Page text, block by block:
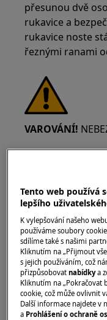
přesunou dvě
rukavice a
rukavice noste
řeznými ranami
VAROVÁNÍ!
Při provádění
zahrnujících
VAROVÁNÍ!
Tento web používá
lepšího
K vylepšování našeho
používáme soubory
sdílíme také s našimi
Kliknutím na „Přijmout
s jejich používáním, což
přizpůsobovatnabídkya
Kliknutím na „Pokračovat
cookie, což může ovlivnit
Další informace najdete v
a Prohlášení o ochraně